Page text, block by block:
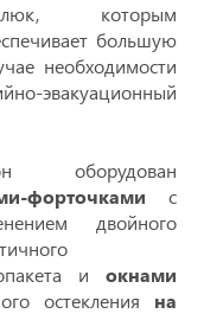
люк, которым
большую
необходимости
эвакуационный
оборудован
форточками с
двойного
и окнами
остекления на